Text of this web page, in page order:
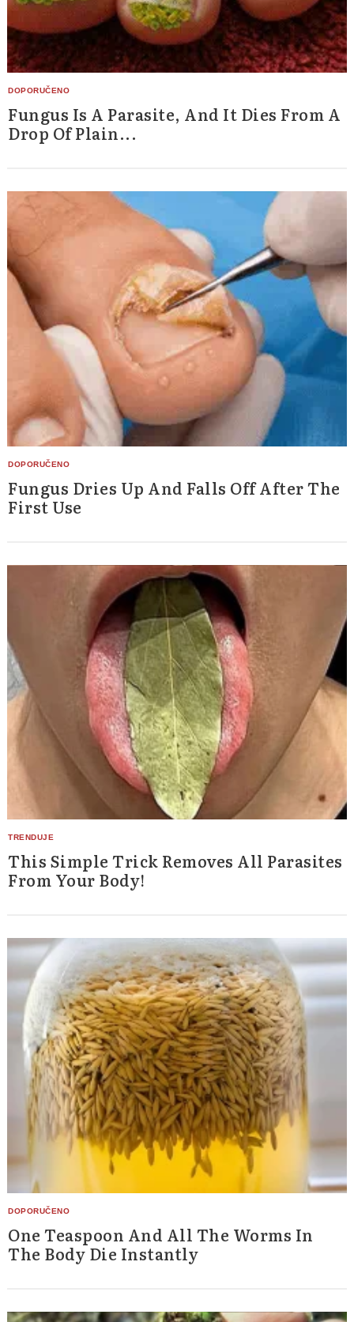
Fungus Is A Parasite, And It Dies From A
Drop Of Plain...
Fungus Dries Up And Falls Off After The
First Use
This Simple Trick Removes All Parasites
From Your Body!
One Teaspoon And All The Worms In
The Body Die Instantly
Search